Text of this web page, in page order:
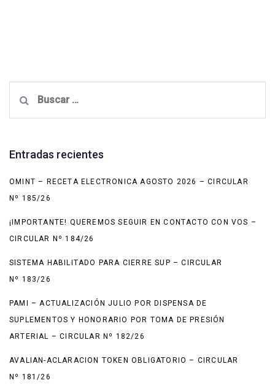
Entradas recientes
OMINT – RECETA ELECTRONICA AGOSTO 2026 – CIRCULAR
Nº 185/26
¡IMPORTANTE! QUEREMOS SEGUIR EN CONTACTO CON VOS –
CIRCULAR Nº 184/26
SISTEMA HABILITADO PARA CIERRE SUP – CIRCULAR
Nº 183/26
PAMI – ACTUALIZACIÓN JULIO POR DISPENSA DE
SUPLEMENTOS Y HONORARIO POR TOMA DE PRESIÓN
ARTERIAL – CIRCULAR Nº 182/26
AVALIAN-ACLARACION TOKEN OBLIGATORIO – CIRCULAR
Nº 181/26